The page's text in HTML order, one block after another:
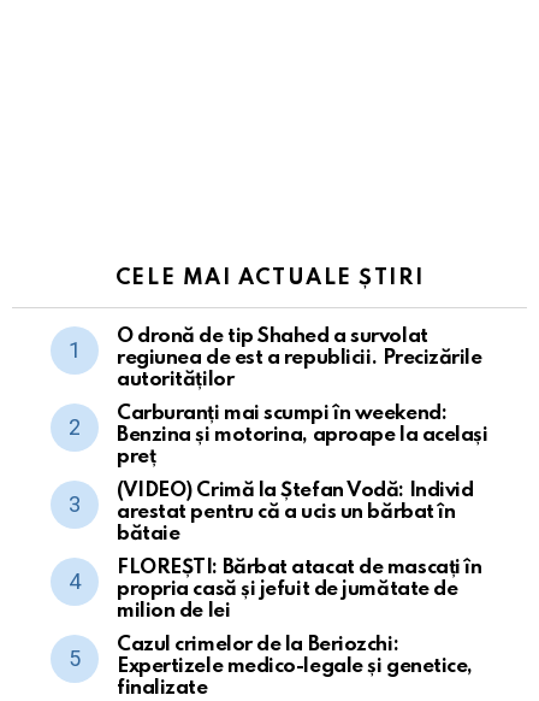
CELE MAI ACTUALE ȘTIRI
O dronă de tip Shahed a survolat
regiunea de est a republicii. Precizările
autorităților
Carburanți mai scumpi în weekend:
Benzina și motorina, aproape la același
preț
(VIDEO) Crimă la Ștefan Vodă: Individ
arestat pentru că a ucis un bărbat în
bătaie
FLOREȘTI: Bărbat atacat de mascați în
propria casă și jefuit de jumătate de
milion de lei
Cazul crimelor de la Beriozchi:
Expertizele medico-legale și genetice,
finalizate